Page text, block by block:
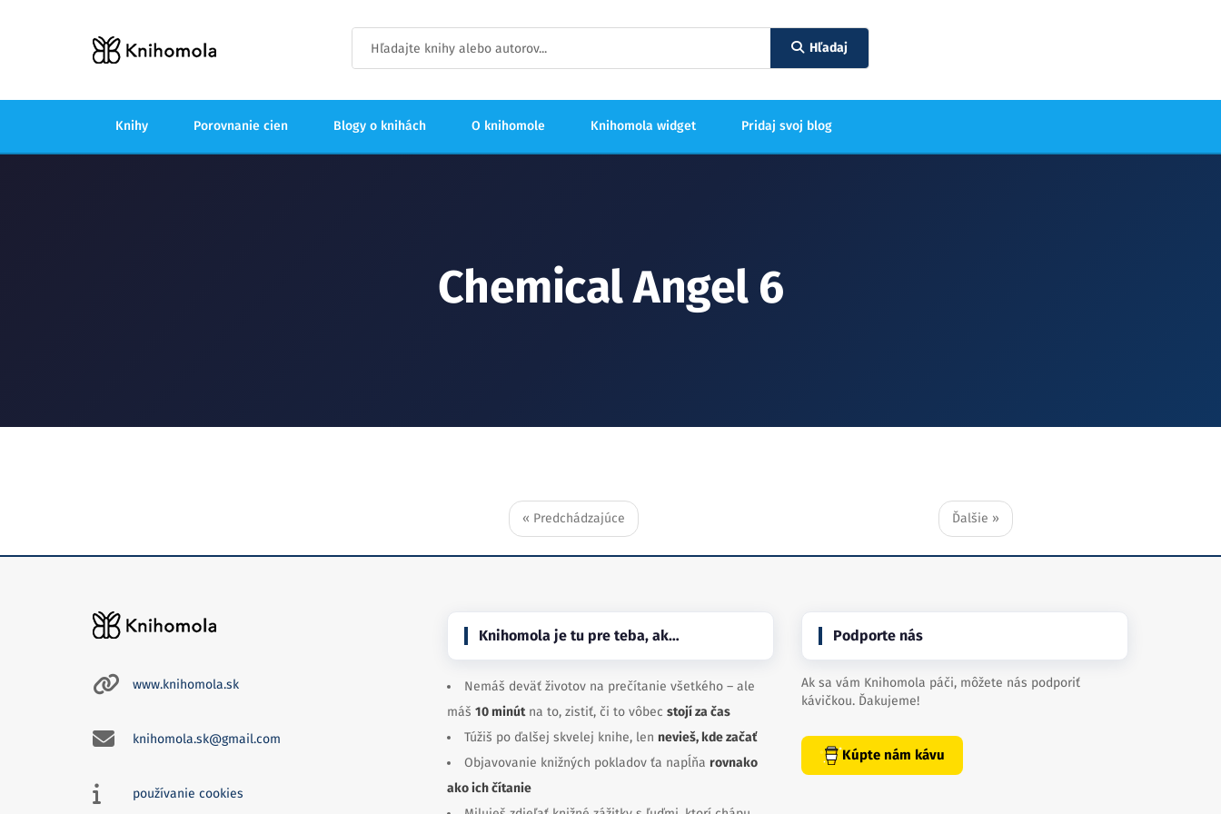
Hľadaj
Knihy Porovnanie cien Blogy o knihách O knihomole Knihomola widget Pridaj svoj blog
Chemical Angel 6
« Predchádzajúce Ďalšie »
www.knihomola.sk
knihomola.sk@gmail.com
používanie cookies
Knihomola je tu pre teba, ak…
Nemáš deväť životov na prečítanie všetkého – ale
máš 10 minútna to, zistiť, či to vôbec stojí za čas
Túžiš po ďalšej skvelej knihe, len nevieš, kde začať
Objavovanie knižných pokladov ťa napĺňa rovnako
ako ich čítanie
Podporte nás
Ak sa vám Knihomola páči, môžete nás podporiť
kávičkou. Ďakujeme!
Kúpte nám kávu